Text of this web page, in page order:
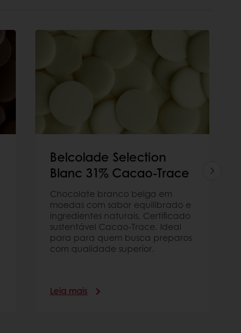
Belcolade Selection
Blanc 31% Cacao-Trace
Chocolate branco belga em
moedas com sabor equilibrado e
ingredientes naturais. Certificado
sustentável Cacao-Trace. Ideal
para para quem busca preparos
com qualidade superior.
Leia mais